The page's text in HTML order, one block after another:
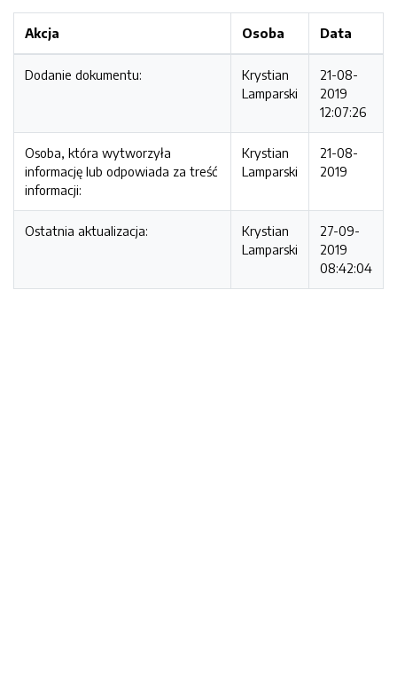
Akcja Osoba Data
Dodanie dokumentu:
Krystian
Lamparski
21-08-
2019
12:07:26
Osoba, która wytworzyła
informację lub odpowiada za treść
informacji:
Krystian
Lamparski
21-08-
2019
Ostatnia aktualizacja:
Krystian
Lamparski
27-09-
2019
08:42:04